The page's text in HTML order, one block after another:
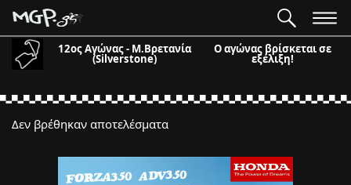
12ος Αγώνας - Μ.Βρετανία
(Silverstone)
Ο αγώνας βρίσκεται σε
εξέλιξη!
Δεν βρέθηκαν αποτελέσματα